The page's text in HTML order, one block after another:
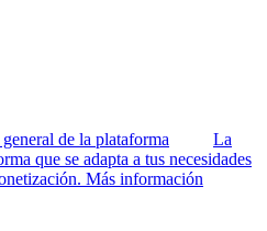
de la plataforma
La
que se adapta a tus necesidades
Más información